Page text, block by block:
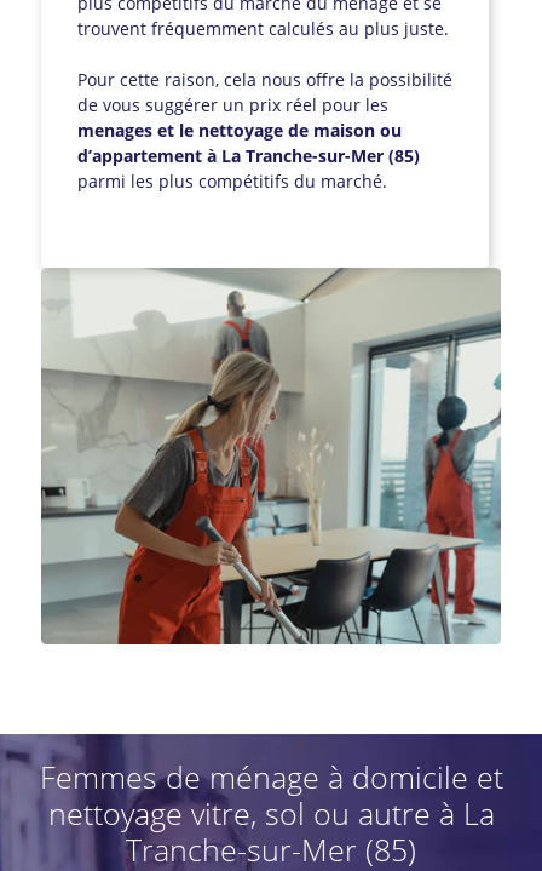
trouvent fréquemment calculés au plus juste.
Pour cette raison, cela nous offre la possibilité
de vous suggérer un prix réel pour les
menages et le nettoyage de maison ou
d’appartement à La Tranche-sur-Mer (85)
parmi les plus compétitifs du marché.
Femmes de ménage à domicile et
nettoyage vitre, sol ou autre à La
Tranche-sur-Mer (85)